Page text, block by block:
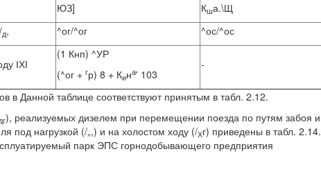
ЮЗ]
Кша.\Щ
д, ^ог/^ог ^ос/^ос
ІХІ
(1 Кнп) ^УР
(^ог + гр) 8 + Кина' 103
-
в Данной таблице соответствуют принятым в табл. 2.12.
дг), реализуемых дизелем при перемещении поезда по путям забоя и
под нагрузкой (/„,) и на холостом ходу (/Хг) приведены в табл. 2.14.
парк ЭПС горнодобывающего предприятия